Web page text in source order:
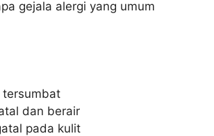
gejala alergi yang umum
tersumbat
dan berair
pada kulit